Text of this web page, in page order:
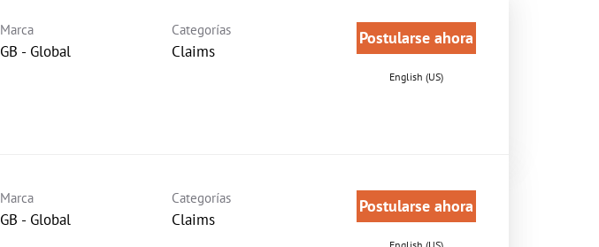
Marca
GB - Global
Categorías
Claims
Postularse ahora
English (US)
Marca
GB - Global
Categorías
Claims
Postularse ahora